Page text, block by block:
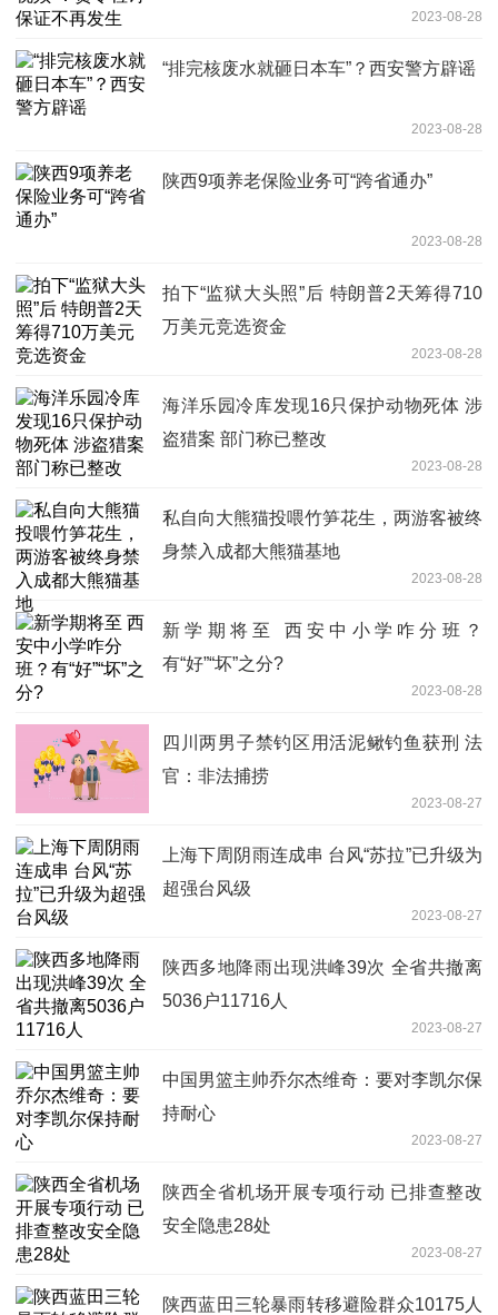
2023-08-28
“排完核废水就砸日本车”？西安警方辟谣
2023-08-28
陕西9项养老保险业务可“跨省通办”
2023-08-28
拍下“监狱大头照”后 特朗普2天筹得710
万美元竞选资金
2023-08-28
海洋乐园冷库发现16只保护动物死体 涉
盗猎案 部门称已整改
2023-08-28
私自向大熊猫投喂竹笋花生，两游客被终
身禁入成都大熊猫基地
2023-08-28
新学期将至 西安中小学咋分班？
有“好”“坏”之分?
2023-08-28
四川两男子禁钓区用活泥鳅钓鱼获刑 法
官：非法捕捞
2023-08-27
上海下周阴雨连成串 台风“苏拉”已升级为
超强台风级
2023-08-27
陕西多地降雨出现洪峰39次 全省共撤离
5036户11716人
2023-08-27
中国男篮主帅乔尔杰维奇：要对李凯尔保
持耐心
2023-08-27
陕西全省机场开展专项行动 已排查整改
安全隐患28处
2023-08-27
陕西蓝田三轮暴雨转移避险群众10175人